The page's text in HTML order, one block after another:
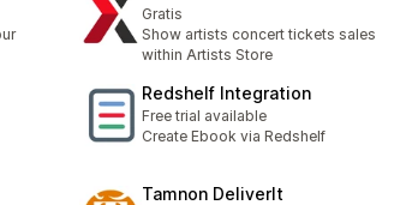
Gratis
Show artists concert tickets sales
within Artists Store
Redshelf Integration
Free trial available
Create Ebook via Redshelf
Tamnon DeliverIt